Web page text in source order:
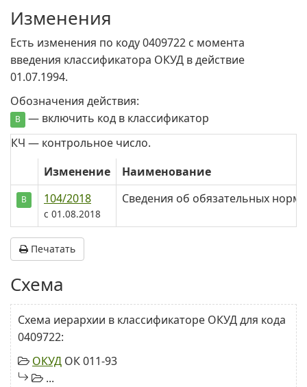
Изменения
Есть изменения по коду 0409722 c момента
введения классификатора ОКУД в действие
01.07.1994.
Обозначения действия:
В
— включить код в классификатор
КЧ — контрольное число.
Изменение
Наименование
В 104/2018
c 01.08.2018
Сведения об обязательных
Печатать
Схема
Схема иерархии в классификаторе ОКУД для кода
0409722:
ОКУД ОК 011-93
...